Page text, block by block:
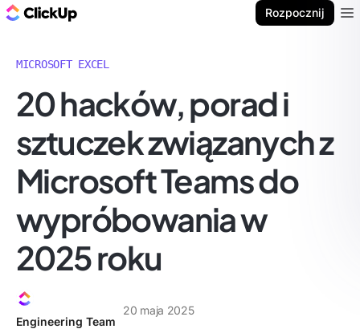
Rozpocznij
MICROSOFT EXCEL
20 hacków, porad i
sztuczek związanych z
Microsoft Teams do
wypróbowania w
2025 roku
Engineering Team
20 maja 2025